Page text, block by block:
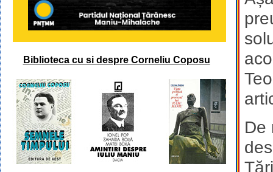
De
Biblioteca cu si despre Corneliu Coposu